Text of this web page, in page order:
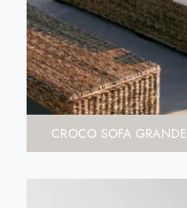
CROCO SOFA GRANDE